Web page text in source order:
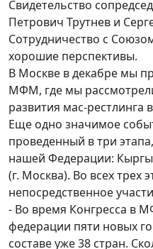
Свидетельство
Петрович Трутнев и
Сотрудничество с
хорошие перспективы.
В Москве в декабре мы
МФМ, где мы
развития мас-рестлинга
Еще одно значимое
проведенный в три
нашей Федерации:
(г. Москва). Во всех трех
непосредственное
- Во время Конгресса в
федерации пяти новых
составе уже 38 стран.